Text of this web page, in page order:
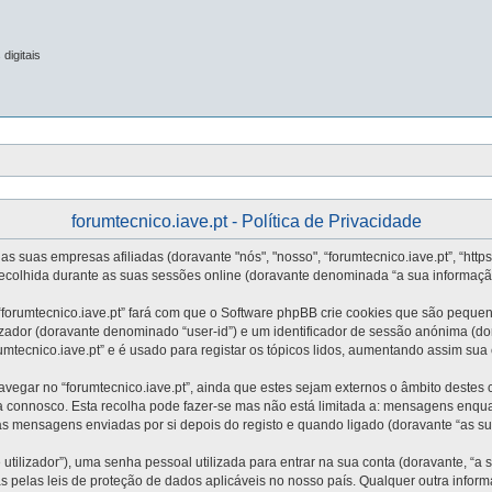
forumtecnico.iave.pt - Política de Privacidade
empresas afiliadas (doravante "nós", "nosso", “forumtecnico.iave.pt”,
durante as suas sessões online (doravante denominada “a sua
fará com que o Software phpBB crie cookies que são
(doravante denominado “user-id”) e um identificador de sessão anónima
e é usado para registar os tópicos lidos, aumentando assim
no “forumtecnico.iave.pt”, ainda que estes sejam externos o âmbito
Esta recolha pode fazer-se mas não está limitada a: mensagens
mensagens enviadas por si depois do registo e quando ligado (doravante “as
uma senha pessoal utilizada para entrar na sua conta (doravante,
pelas leis de proteção de dados aplicáveis no nosso país. Qualquer outra